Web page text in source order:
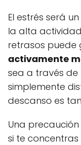
El estrés será
la alta
retrasos puede
activamente
sea a través
simplemente
descanso es
Una
si te